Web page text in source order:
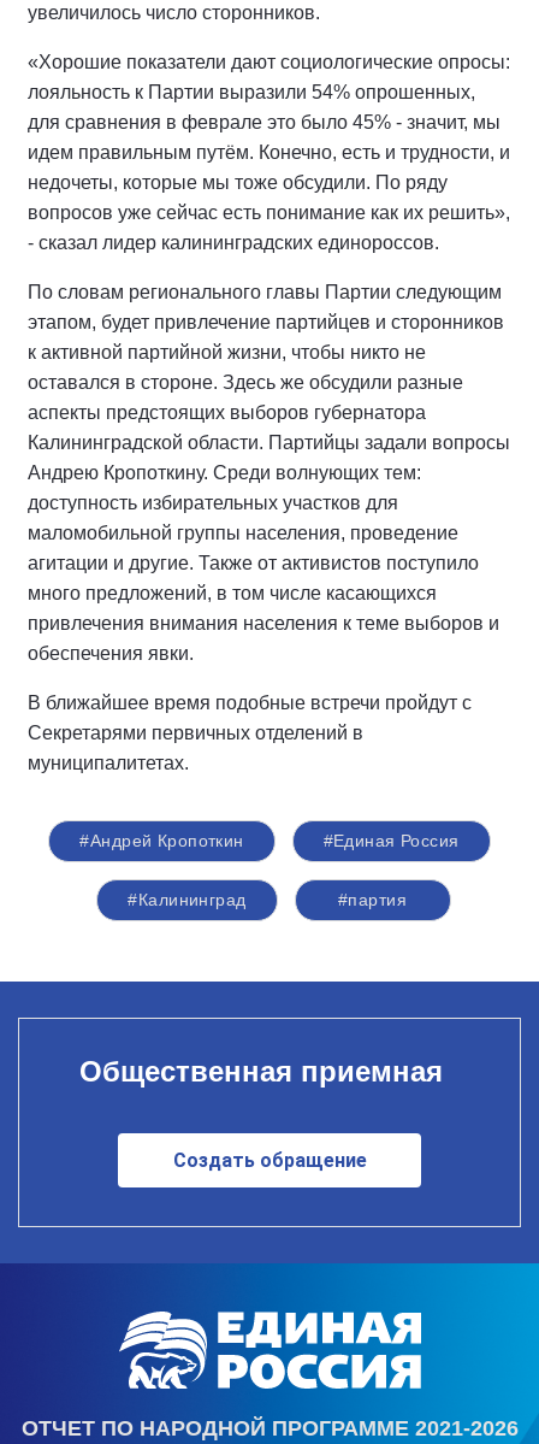
увеличилось число сторонников.
«Хорошие показатели дают социологические опросы:
лояльность к Партии выразили 54% опрошенных,
для сравнения в феврале это было 45% - значит, мы
идем правильным путём. Конечно, есть и трудности, и
недочеты, которые мы тоже обсудили. По ряду
вопросов уже сейчас есть понимание как их решить»,
- сказал лидер калининградских единороссов.
По словам регионального главы Партии следующим
этапом, будет привлечение партийцев и сторонников
к активной партийной жизни, чтобы никто не
оставался в стороне. Здесь же обсудили разные
аспекты предстоящих выборов губернатора
Калининградской области. Партийцы задали вопросы
Андрею Кропоткину. Среди волнующих тем:
доступность избирательных участков для
маломобильной группы населения, проведение
агитации и другие. Также от активистов поступило
много предложений, в том числе касающихся
привлечения внимания населения к теме выборов и
обеспечения явки.
В ближайшее время подобные встречи пройдут с
Секретарями первичных отделений в
муниципалитетах.
#Андрей Кропоткин #Единая Россия
#Калининград #партия
Общественная приемная
Создать обращение
ОТЧЕТ ПО НАРОДНОЙ ПРОГРАММЕ 2021-2026